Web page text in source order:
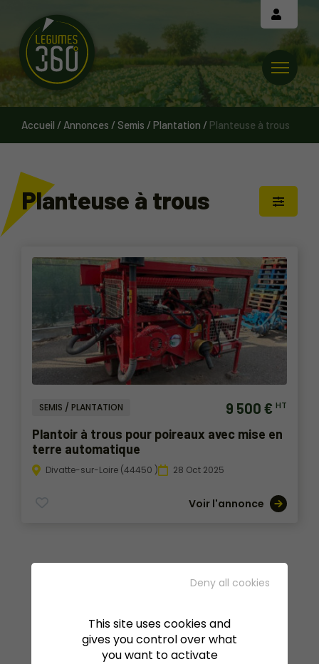
Accueil / Annonces / Semis / Plantation / Planteuse à trous
Planteuse à trous
SEMIS / PLANTATION 9 500 € HT
Plantoir à trous pour poireaux avec mise en
terre automatique
Divatte-sur-Loire (44450 ) 28 Oct 2025
Voir l'annonce
This site uses cookies and
gives you control over what
you want to activate
Deny all cookies